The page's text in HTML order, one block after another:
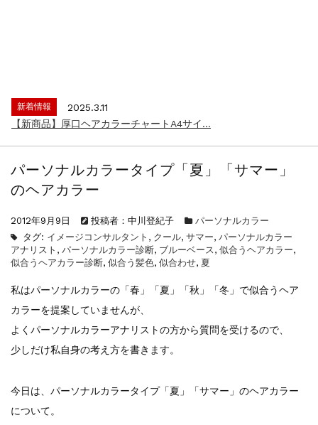
新着情報
2025.3.11
【新商品】厚口ヘアカラーチャートA4サイ...
新着情報
2024.4.10
在庫処分セールのお知らせ【なくなり次第終...
一部ヘアカラーチャートのお値引きを行いま...
新着情報
2026.7.1
2026年度夏季・シルバーウィーク休業の...
【新商品】厚口ヘアカラーチャートA4サイ...
新着情報
2024.7.2
9月24日頃よりオンラインショップの送料...
新着情報
2024.4.10
一部ヘアカラーチャートのお値引きを行いま...
パーソナルカラータイプ「夏」「サマー」
のヘアカラー
2012年9月9日 投稿者：中川登紀子
パーソナルカラー
タグ: イメージコンサルタント , クール, サマー, パーソナルカラー
アナリスト , パーソナルカラー診断, ブルーベース , 似合うヘアカラー,
似合うヘアカラー診断, 似合う髪色, 似合わせ, 夏
私はパーソナルカラーの「春」「夏」「秋」「冬」で似合うヘア
カラーを提案していませんが、
よくパーソナルカラーアナリストの方から質問を受けるので、
少しだけ私自身の考え方を書きます。
今日は、パーソナルカラータイプ「夏」「サマー」のヘアカラー
について。